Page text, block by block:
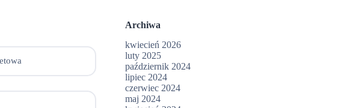
Archiwa
kwiecień 2026
luty 2025
październik 2024
lipiec 2024
czerwiec 2024
maj 2024